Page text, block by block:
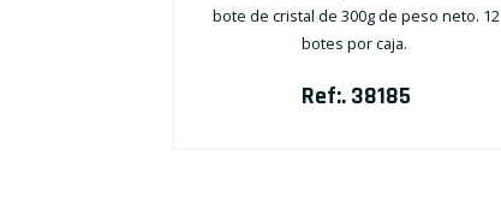
bote de cristal de 300g de peso neto. 12
botes por caja.
Ref:. 38185